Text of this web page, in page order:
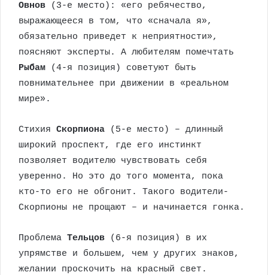
Овнов (3-е место): «его ребячество,
выражающееся в том, что «сначала я»,
обязательно приведет к неприятности»,
поясняют эксперты. А любителям помечтать
Рыбам (4-я позиция) советуют быть
повнимательнее при движении в «реальном
мире».
Стихия Скорпиона (5-е место) – длинный
широкий проспект, где его инстинкт
позволяет водителю чувствовать себя
уверенно. Но это до того момента, пока
кто-то его не обгонит. Такого водители-
Скорпионы не прощают – и начинается гонка.
Проблема Тельцов (6-я позиция) в их
упрямстве и большем, чем у других знаков,
желании проскочить на красный свет.